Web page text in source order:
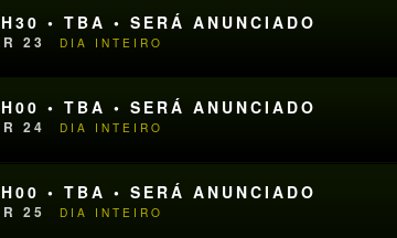
• TBA • SERÁ ANUNCIADO
23 DIA INTEIRO
• TBA • SERÁ ANUNCIADO
24 DIA INTEIRO
• TBA • SERÁ ANUNCIADO
25 DIA INTEIRO